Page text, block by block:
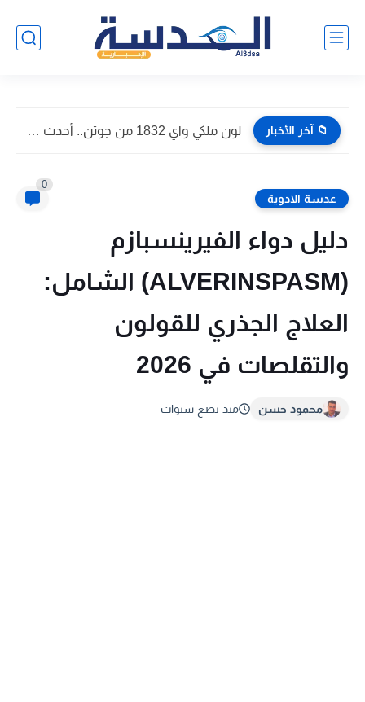
📁 آخر الأخبار هل مجموعك يكفي؟.. تنسيق الثانوية العامة 2026 في الدقهلية بعد...
عدسة الادوية
0
دليل دواء الفيرينسبازم
(ALVERINSPASM) الشامل:
العلاج الجذري للقولون
والتقلصات في 2026
محمود حسن منذ بضع سنوات